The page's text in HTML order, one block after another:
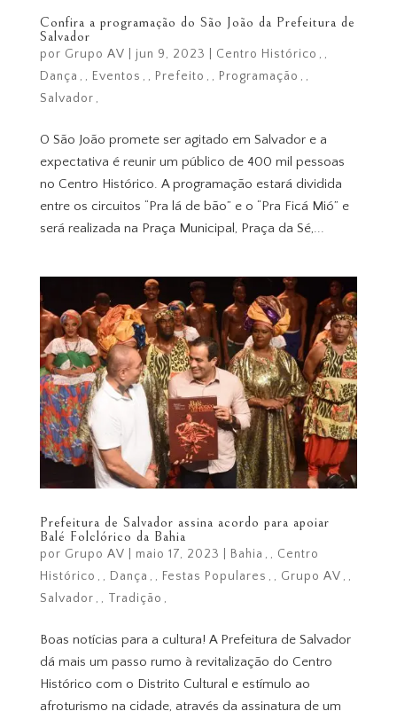
Confira a programação do São João da Prefeitura de
Salvador
por Grupo AV jun 9, 2023 Centro Histórico
,
Dança
, Eventos , Prefeito , Programação
,
Salvador
O São João promete ser agitado em Salvador e a
expectativa é reunir um público de 400 mil pessoas
no Centro Histórico. A programação estará dividida
entre os circuitos “Pra lá de bão” e o “Pra Ficá Mió” e
será realizada na Praça Municipal, Praça da Sé,...
Prefeitura de Salvador assina acordo para apoiar
Balé Folclórico da Bahia
por Grupo AV maio 17, 2023 Bahia , Centro
Histórico
, Dança , Festas Populares , Grupo AV
,
Salvador
, Tradição
Boas notícias para a cultura! A Prefeitura de Salvador
dá mais um passo rumo à revitalização do Centro
Histórico com o Distrito Cultural e estímulo ao
afroturismo na cidade, através da assinatura de um